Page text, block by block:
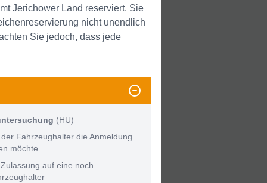
Jerichower Land reserviert. Sie
nicht unendlich
Sie jedoch, dass jede
(HU)
Fahrzeughalter die Anmeldung
möchte
auf eine noch